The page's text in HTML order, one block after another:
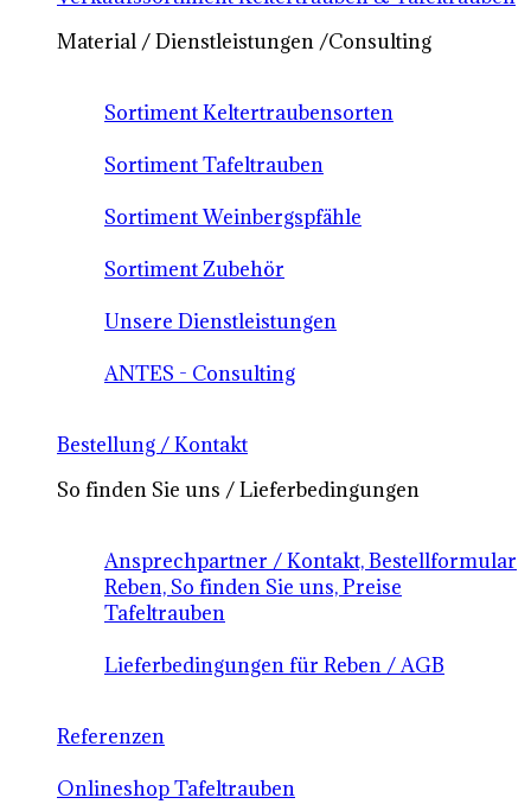
Material / Dienstleistungen /Consulting
Sortiment Keltertraubensorten
Sortiment Tafeltrauben
Sortiment Weinbergspfähle
Sortiment Zubehör
Unsere Dienstleistungen
ANTES - Consulting
Bestellung / Kontakt
So finden Sie uns / Lieferbedingungen
Ansprechpartner / Kontakt, Bestellformular
Reben, So finden Sie uns, Preise
Tafeltrauben
Lieferbedingungen für Reben / AGB
Referenzen
Onlineshop Tafeltrauben